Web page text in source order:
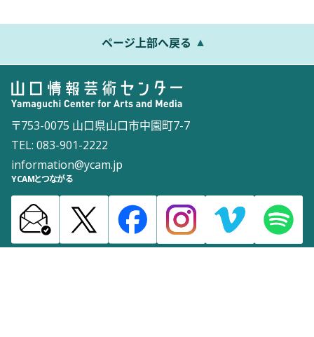
ページ上部へ戻る
〒753-0075 山口県山口市中園町7-7
TEL: 083-901-2222
information@ycam.jp
YCAMとつながる